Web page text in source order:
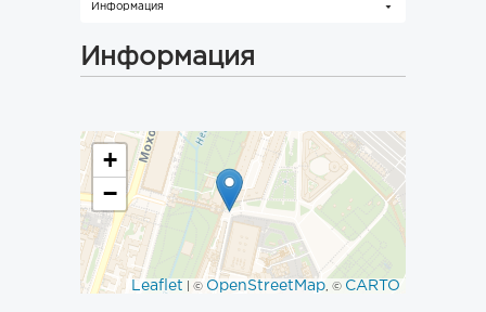
Информация
Информация
+
−
Leaflet | © OpenStreetMap, © CARTO